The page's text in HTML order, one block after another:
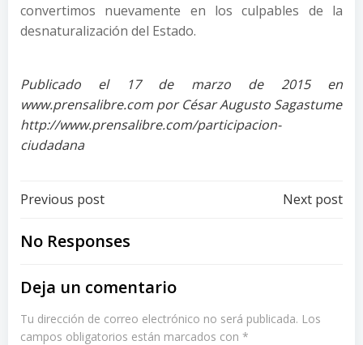
convertimos nuevamente en los culpables de la
desnaturalización del Estado.
Publicado el 17 de marzo de 2015 en
www.prensalibre.com por César Augusto Sagastume
http://www.prensalibre.com/participacion-
ciudadana
Post
navigation
Previous post Next post
No Responses
Deja un comentario
Tu dirección de correo electrónico no será publicada. Los
campos obligatorios están marcados con *